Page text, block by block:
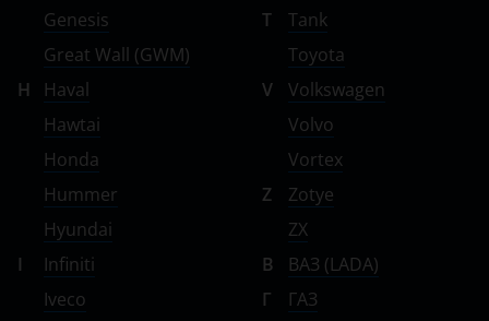
Genesis
Great Wall (GWM)
H
Haval
Hawtai
Honda
Hummer
Hyundai
I
Infiniti
Iveco
T
Tank
Toyota
V
Volkswagen
Volvo
Vortex
Z
Zotye
ZX
В
ВАЗ (LADA)
Г
ГАЗ